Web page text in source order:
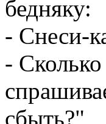
бедняку:
- Снеси-
-
сбыть?"